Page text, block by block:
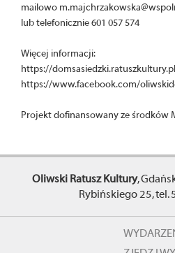
mailowo
lub telefonicznie 601 057 574
Więcej informacji:
https://
https://www.facebook.com/
Projekt dofinansowany ze środków
Oliwski Ratusz Kultury,
Rybińskiego 25, tel.